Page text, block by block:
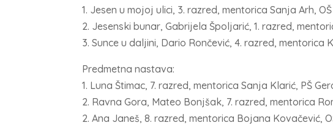
1. Jesen u mojoj ulici, 3. razred, mentorica Sanja Arh,
2. Jesenski bunar, Gabrijela Špoljarić, 1. razred,
3. Sunce u daljini, Dario Rončević, 4. razred, mentorica
Predmetna nastava:
1. Luna Štimac, 7. razred, mentorica Sanja Klarić, PŠ
2. Ravna Gora, Mateo Bonjšak, 7. razred, mentorica
2. Ana Janeš, 8. razred, mentorica Bojana Kovačević,